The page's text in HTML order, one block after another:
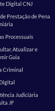
Digital CNJ
Prestação de Pena
Processuais
Atualizar e
Guia
Criminal
Judiciária
JF